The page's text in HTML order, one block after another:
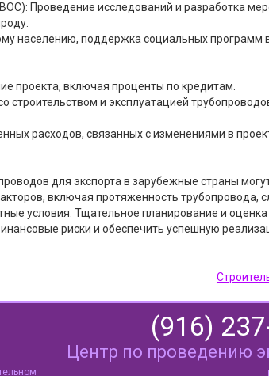
Проведение исследований и разработка
населению, поддержка социальных программ
проекта, включая проценты по кредитам.
строительством и эксплуатацией
расходов, связанных с изменениями в
для экспорта в зарубежные страны
включая протяженность трубопровода,
условия. Тщательное планирование и оценка
риски и обеспечить успешную
(916)
Центр по проведению